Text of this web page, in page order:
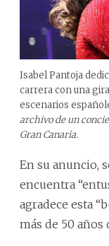
Isabel Pantoja
carrera con una
escenarios
archivo de un
Gran Canaria.
En su anuncio,
encuentra
agradece esta
más de 50 años